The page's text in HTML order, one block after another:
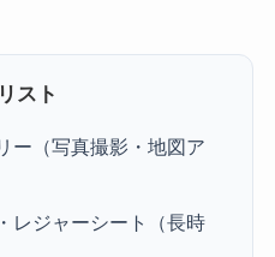
スト
ー（写真撮影・地図ア
レジャーシート（長時